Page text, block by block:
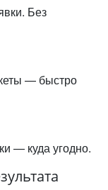
Без
— быстро
— куда угодно.